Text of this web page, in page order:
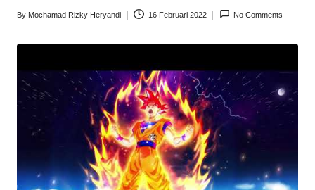
Posted
By Mochamad Rizky Heryandi 16 Februari 2022 No Comments